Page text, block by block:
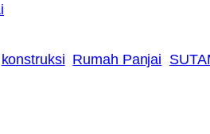
konstruksi Rumah Panjai